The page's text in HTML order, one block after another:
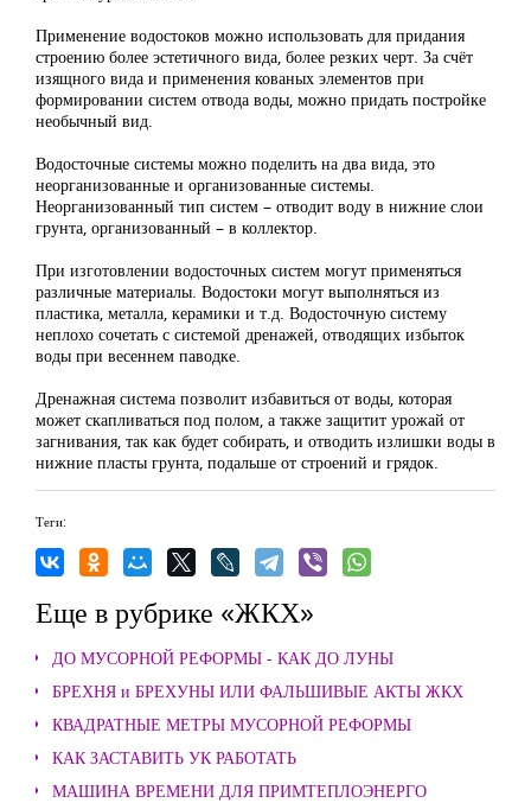
Применение водостоков можно использовать для придания
строению более эстетичного вида, более резких черт. За счёт
изящного вида и применения кованых элементов при
формировании систем отвода воды, можно придать постройке
необычный вид.
Водосточные системы можно поделить на два вида, это
неорганизованные и организованные системы.
Неорганизованный тип систем – отводит воду в нижние слои
грунта, организованный – в коллектор.
При изготовлении водосточных систем могут применяться
различные материалы. Водостоки могут выполняться из
пластика, металла, керамики и т.д. Водосточную систему
неплохо сочетать с системой дренажей, отводящих избыток
воды при весеннем паводке.
Дренажная система позволит избавиться от воды, которая
может скапливаться под полом, а также защитит урожай от
загнивания, так как будет собирать, и отводить излишки воды в
нижние пласты грунта, подальше от строений и грядок.
Теги:
Еще в рубрике «ЖКХ»
ДО МУСОРНОЙ РЕФОРМЫ - КАК ДО ЛУНЫ
БРЕХНЯ и БРЕХУНЫ ИЛИ ФАЛЬШИВЫЕ АКТЫ ЖКХ
КВАДРАТНЫЕ МЕТРЫ МУСОРНОЙ РЕФОРМЫ
КАК ЗАСТАВИТЬ УК РАБОТАТЬ
МАШИНА ВРЕМЕНИ ДЛЯ ПРИМТЕПЛОЭНЕРГО